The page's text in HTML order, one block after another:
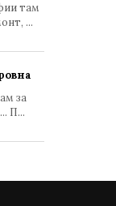
там
...
за
П...